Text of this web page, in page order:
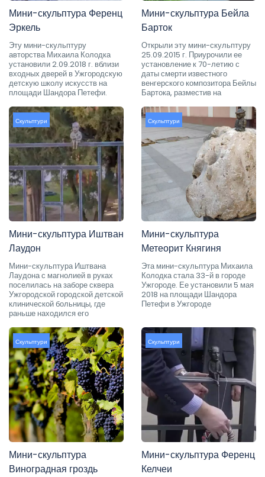
Мини-скульптура Ференц
Эркель
Эту мини-скульптуру
авторства Михаила Колодка
установили 2.09.2018 г. вблизи
входных дверей в Ужгородскую
детскую школу искусств на
площади Шандора Петефи.
Мини-скульптура Бейла
Барток
Открыли эту мини-скульптуру
25.09.2015 г. Приурочили ее
установление к 70-летию с
даты смерти известного
венгерского композитора Бейлы
Бартока, разместив на
Скульптури
Мини-скульптура Иштван
Лаудон
Мини-скульптура Иштвана
Лаудона с магнолией в руках
поселилась на заборе сквера
Ужгородской городской детской
клинической больницы, где
раньше находился его
Скульптури
Мини-скульптура
Метеорит Княгиня
Эта мини-скульптура Михаила
Колодка стала 33-й в городе
Ужгороде. Ее установили 5 мая
2018 на площади Шандора
Петефи в Ужгороде
Скульптури
Мини-скульптура
Виноградная гроздь
Скульптури
Мини-скульптура Ференц
Келчеи